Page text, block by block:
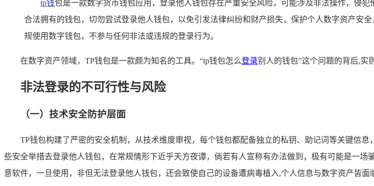
tp钱包是一款数字货币钱包应用，登录他人钱包存在严重安全风险，可能涉及非法操作，侵
合法拥有的钱包，切勿尝试登录他人钱包，以免引发法律纠纷和财产损失，保护个人数字资产安
规使用数字钱包，不参与任何非法或违规的登录行为。
在数字资产领域，TP钱包是一款颇为知名的工具。“tp钱包怎么登录别人的钱包”这个问题的背后,实
非法登录的不可行性与风险
（一）技术安全防护层面
TP钱包构建了严密的安全机制，从技术维度审视，每个钱包都配备独立的私钥、助记词等关键信
些安全举措去登录他人钱包，在常规情形下近乎天方夜谭，倘若有人宣称有办法做到，极有可能是一
意软件，一旦使用，非但无法登录他人钱包，还会致使自己的设备遭病毒植入,个人信息与数字资产皆面